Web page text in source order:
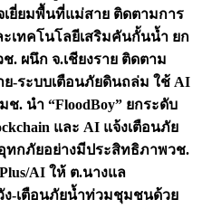
เยี่ยมพื้นที่แม่สาย ติดตามการ
เทคโนโลยีเสริมคันกั้นน้ำ ยก
ช. ผนึก จ.เชียงราย ติดตาม
-ระบบเตือนภัยดินถล่ม ใช้ AI
ช. นำ “FloodBoy” ยกระดับ
และ AI แจ้งเตือนภัย
กภัยอย่างมีประสิทธิภาพวช.
AI ให้ ต.นางแล
ง-เตือนภัยน้ำท่วมชุมชนด้วย